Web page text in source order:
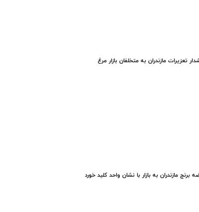
تعزیرات مازندران به متخلفان بازار مرغ
برنج مازندران به بازار با نشان واحد کلید خورد